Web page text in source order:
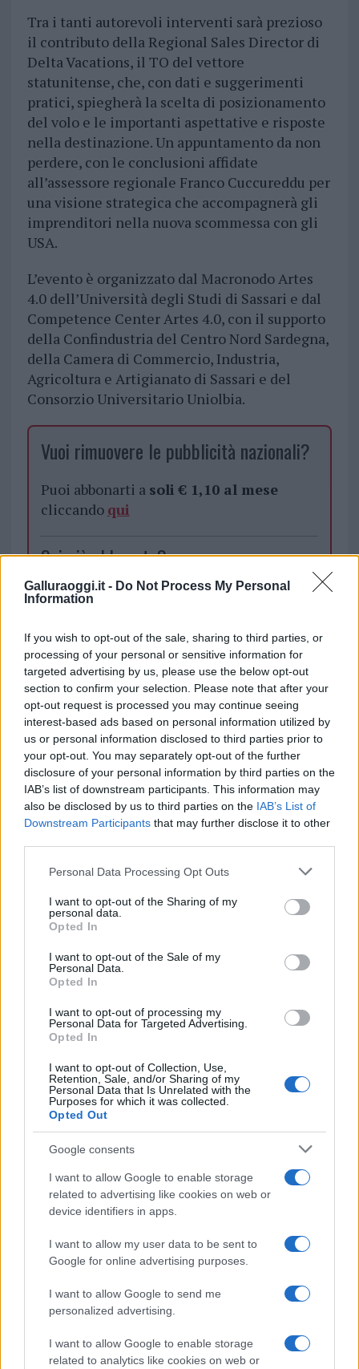
Galluraoggi.it - Do Not Process My Personal
Information
If you wish to opt-out of the sale, sharing to third parties, or
processing of your personal or sensitive information for
targeted advertising by us, please use the below opt-out
section to confirm your selection. Please note that after your
opt-out request is processed you may continue seeing
interest-based ads based on personal information utilized by
us or personal information disclosed to third parties prior to
your opt-out. You may separately opt-out of the further
disclosure of your personal information by third parties on the
IAB’s list of downstream participants. This information may
also be disclosed by us to third parties on the IAB’s List of
Downstream Participants that may further disclose it to other
Please note that this website/app uses one or more Google
not limited to your visit or usage behaviour. You may click to
grant or deny consent to Google and its third-party tags to
use your data for below specified purposes in below Google
consent section.
Personal Data Processing Opt Outs
I want to opt-out of the Sharing of my
personal data.
Opted In
I want to opt-out of the Sale of my
Personal Data.
Opted In
I want to opt-out of processing my
Personal Data for Targeted Advertising.
Opted In
I want to opt-out of Collection, Use,
Retention, Sale, and/or Sharing of my
Personal Data that Is Unrelated with the
Purposes for which it was collected.
Opted Out
Google consents
I want to allow Google to enable storage
related to advertising like cookies on web or
device identifiers in apps.
I want to allow my user data to be sent to
Google for online advertising purposes.
I want to allow Google to send me
personalized advertising.
I want to allow Google to enable storage
related to analytics like cookies on web or
Tra i tanti autorevoli interventi sarà prezioso
il contributo della Regional Sales Director di
Delta Vacations, il TO del vettore
statunitense, che, con dati e suggerimenti
pratici, spiegherà la scelta di posizionamento
del volo e le importanti aspettative e risposte
nella destinazione. Un appuntamento da non
perdere, con le conclusioni affidate
all’assessore regionale Franco Cuccureddu per
una visione strategica che accompagnerà gli
imprenditori nella nuova scommessa con gli
USA.
L’evento è organizzato dal Macronodo Artes
4.0 dell’Università degli Studi di Sassari e dal
Competence Center Artes 4.0, con il supporto
della Confindustria del Centro Nord Sardegna,
della Camera di Commercio, Industria,
Agricoltura e Artigianato di Sassari e del
Consorzio Universitario Uniolbia.
Vuoi rimuovere le pubblicità nazionali?
Puoi abbonarti a soli € 1,10 al mese
cliccando qui
Sei già abbonato?
Puoi effettuare l'accesso andando nella
cliccandoqui
TEMI: Comune Di Olbia
Diretto Olbia New York
Notizie Gallura
Notizie Olbia
Notizie Sardegna
Olbia Notizie
Volo Diretto Olbia New York
Volo Olbia New York
Volo Olbia Stati Uniti
Volo Sardegna New York
Condividi l'articolo
F
a
ce
b
o
o
k
T
w
it
te
r
Pi
n
te
re
st
W
h
at
A
p
S
h
a
Articolo precedente
NOTIZIE RECENTI
Meteo Olbia 7 agosto, sole e caldo tornano
protagonisti
Test tunnel Olbia: rampe chiuse ancora fino a
fine agosto
Aggius conquista la classifica delle mete più
amate dell’estate 2026
Nuovi posti auto in via La Marmora, parcheggio
provvisorio a La Maddalena
Allarme truffe a Berchidda, falsi incaricati